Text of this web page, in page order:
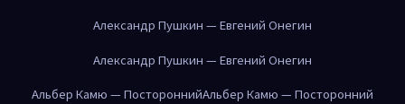
Александр Пушкин — Евгений Онегин
Александр Пушкин — Евгений Онегин
Альбер Камю — ПостороннийАльбер Камю — Посторонний